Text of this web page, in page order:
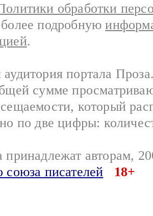
обработки
более подробную
.
портала
сумме
который
по две цифры:
принадлежат авторам,
союза писателей
18+